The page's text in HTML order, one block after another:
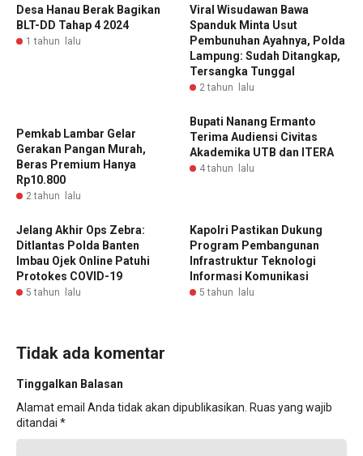
Desa Hanau Berak Bagikan
BLT-DD Tahap 4 2024
1 tahun lalu
Viral Wisudawan Bawa
Spanduk Minta Usut
Pembunuhan Ayahnya, Polda
Lampung: Sudah Ditangkap,
Tersangka Tunggal
2 tahun lalu
Pemkab Lambar Gelar
Gerakan Pangan Murah,
Beras Premium Hanya
Rp10.800
2 tahun lalu
Bupati Nanang Ermanto
Terima Audiensi Civitas
Akademika UTB dan ITERA
4 tahun lalu
Jelang Akhir Ops Zebra:
Ditlantas Polda Banten
Imbau Ojek Online Patuhi
Protokes COVID-19
5 tahun lalu
Kapolri Pastikan Dukung
Program Pembangunan
Infrastruktur Teknologi
Informasi Komunikasi
5 tahun lalu
Tidak ada komentar
Tinggalkan Balasan
Alamat email Anda tidak akan dipublikasikan. Ruas yang wajib
ditandai *